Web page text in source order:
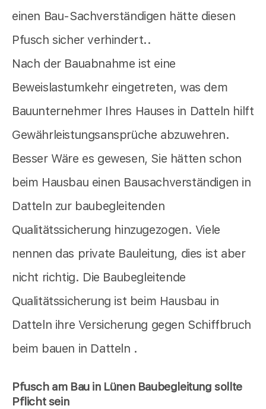
einen Bau-Sachverständigen hätte diesen
Pfusch sicher verhindert..
Nach der Bauabnahme ist eine
Beweislastumkehr eingetreten, was dem
Bauunternehmer Ihres Hauses in Datteln hilft
Gewährleistungsansprüche abzuwehren.
Besser Wäre es gewesen, Sie hätten schon
beim Hausbau einen Bausachverständigen in
Datteln zur baubegleitenden
Qualitätssicherung hinzugezogen. Viele
nennen das private Bauleitung, dies ist aber
nicht richtig. Die Baubegleitende
Qualitätssicherung ist beim Hausbau in
Datteln ihre Versicherung gegen Schiffbruch
beim bauen in Datteln .
Pfusch am Bau in Lünen Baubegleitung sollte
Pflicht sein